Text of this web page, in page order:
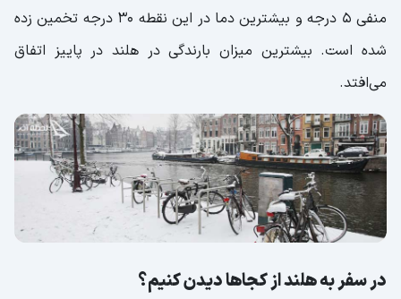
منفی 5 درجه و بیشترین دما در این نقطه 30 درجه تخمین زده
شده است. بیشترین میزان بارندگی در هلند در پاییز اتفاق
می‌افتد.
در سفر به هلند از کجاها دیدن کنیم؟